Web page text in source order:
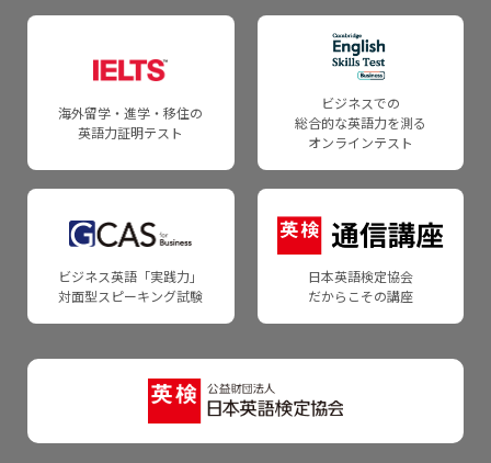
英検CSEスコアについて
英検CSEスコアのご紹介
英検成績を入試で利用される際の確認事項
日本語を第一言語にしない受験者の方へ
日本語を第一言語としない受験者の方へ
英語教育に関する研究調査結果
海外留学・進学・移住の
英語力証明テスト
ビジネスでの
総合的な英語力を測る
オンラインテスト
ビジネス英語「実践力」
対面型スピーキング試験
日本英語検定協会
だからこその講座